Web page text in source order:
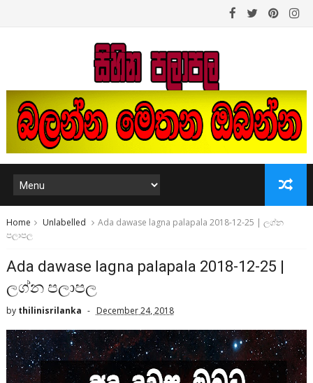
Home Unlabelled
Ada dawase lagna palapala 2018-12-25 | ලග්න
පලාපල
Ada dawase lagna palapala 2018-12-25 |
ලග්න පලාපල
by thilinisrilanka December 24, 2018